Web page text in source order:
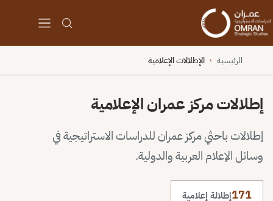
الرئيسية › الإطلالات الإعلامية
إطلالات مركز عمران الإعلامية
إطلالات باحثي مركز عمران للدراسات الاستراتيجية في
وسائل الإعلام العربية والدولية.
171إطلالة إعلامية